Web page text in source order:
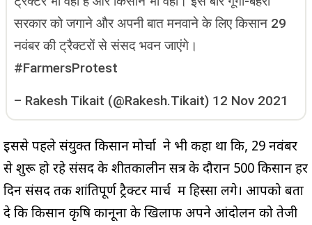
सरकार को जगाने और अपनी बात मनवाने के लिए किसान 29
नवंबर की ट्रैक्टरों से संसद भवन जाएंगे।
#FarmersProtest
– Rakesh Tikait (@Rakesh.Tikait) 12 Nov 2021
इससे पहले संयुक्त किसान मोर्चा ने भी कहा था कि, 29 नवंबर
से शुरू हो रहे संसद के शीतकालीन सत्र के दौरान 500 किसान हर
दिन संसद तक शांतिपूर्ण ट्रैक्टर मार्च में हिस्सा लेंगे। आपको बता
दे कि किसान कृषि कानूनों के खिलाफ अपने आंदोलन को तेजी